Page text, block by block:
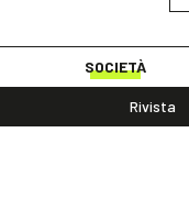
SOCIETÀ
Rivista